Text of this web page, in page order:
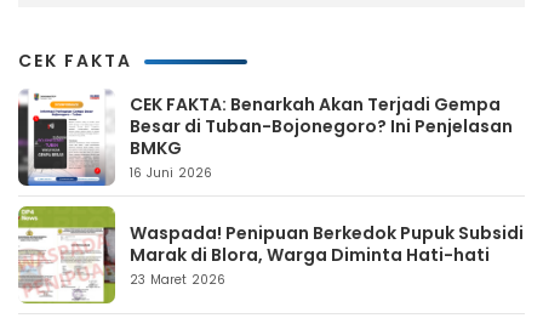
CEK FAKTA
CEK FAKTA: Benarkah Akan Terjadi Gempa
Besar di Tuban-Bojonegoro? Ini Penjelasan
BMKG
16 Juni 2026
Waspada! Penipuan Berkedok Pupuk Subsidi
Marak di Blora, Warga Diminta Hati-hati
23 Maret 2026